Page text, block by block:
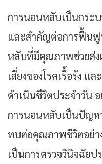
การนอนหลับเป็นกระ
และสำคัญต่อการฟื้นฟู
หลับที่มีคุณภาพช่วยส่ง
เสี่ยงของโรคเรื้อรัง แ
ดำเนินชีวิตประจำวัน
การนอนหลับเป็นปัญห
ทบต่อคุณภาพชีวิตอย่า
เป็นการตรวจวินิจฉัยป